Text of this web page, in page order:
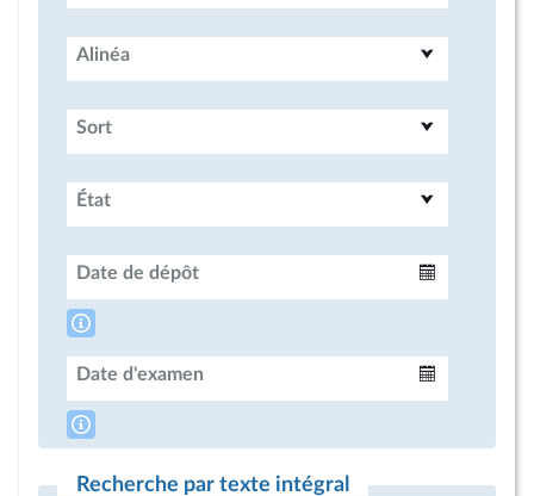
Alinéa
Sort
État
Date de dépôt
Date d'examen
Recherche par texte intégral